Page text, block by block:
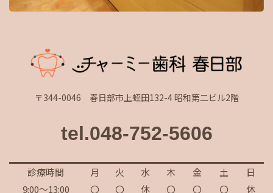
〒344-0046 春日部市上蛭田132-4 昭和第二ビル2階
tel.048-752-5606
診療時間 月 火 水 木 金 土
日
9:00～13:00
〇 〇 休 〇 〇 〇
休